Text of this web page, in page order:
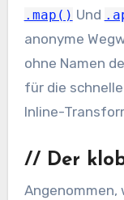
.map() Und
anonyme
ohne Namen
für die
Inline-
// Der
Angenommen,